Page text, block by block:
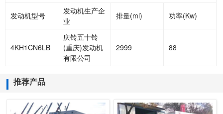
发动机型号
发动机生产企
业
排量(ml) 功率(Kw)
4KH1CN6LB
庆铃五十铃
(重庆)发动机
有限公司
2999 88
推荐产品